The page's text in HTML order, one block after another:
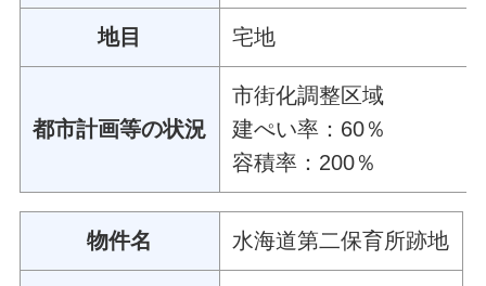
地目 宅地
都市計画等の状況
市街化調整区域
建ぺい率：60％
容積率：200％
物件名 水海道第二保育所跡地